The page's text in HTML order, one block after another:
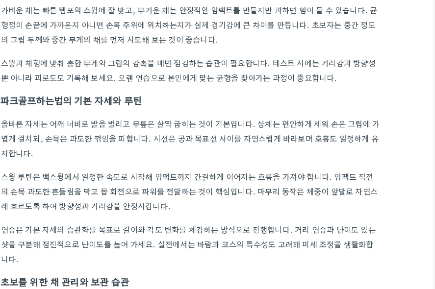
가벼운 채는 빠른 템포의 스윙에 잘 맞고, 무거운 채는 안정적인 임팩트를 만들지만 과하면 힘이 들 수 있습니다. 균
형점이 손끝에 가까운지 아니면 손목 주위에 위치하는지가 실제 경기감에 큰 차이를 만듭니다. 초보자는 중간 정도
의 그립 두께와 중간 무게의 채를 먼저 시도해 보는 것이 좋습니다.
스윙과 체형에 맞춰 총합 무게와 그립의 감촉을 매번 점검하는 습관이 필요합니다. 테스트 시에는 거리감과 방향성
뿐 아니라 피로도도 기록해 보세요. 오랜 연습으로 본인에게 맞는 균형을 찾아가는 과정이 중요합니다.
파크골프하는법의 기본 자세와 루틴
올바른 자세는 어깨 너비로 발을 벌리고 무릎은 살짝 굽히는 것이 기본입니다. 상체는 편안하게 세워 손은 그립에 가
볍게 걸치되, 손목은 과도한 꺾임을 피합니다. 시선은 공과 목표선 사이를 자연스럽게 바라보며 호흡도 일정하게 유
지합니다.
스윙 루틴은 백스윙에서 일정한 속도로 시작해 임팩트까지 간결하게 이어지는 흐름을 가져야 합니다. 임팩트 직전
의 손목 과도한 흔들림을 막고 몸 회전으로 파워를 전달하는 것이 핵심입니다. 마무리 동작은 체중이 앞발로 자연스
레 흐르도록 하여 방향성과 거리감을 안정시킵니다.
연습은 기본 자세의 습관화를 목표로 길이와 각도 변화를 체감하는 방식으로 진행합니다. 거리 연습과 난이도 있는
샷을 구분해 점진적으로 난이도를 높여 가세요. 실전에서는 바람과 코스의 특수성도 고려해 미세 조정을 생활화합
니다.
초보를 위한 채 관리와 보관 습관